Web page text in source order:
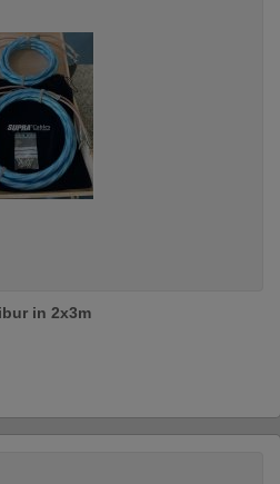
in 2x3m